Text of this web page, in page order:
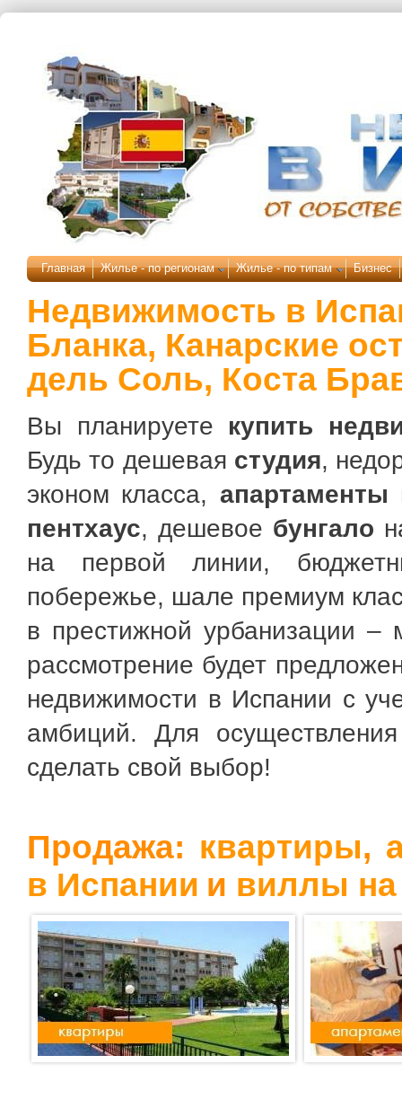
Перейти к основному содержанию
Главная Жилье - по регионам Жилье - по типам Бизнес
Недвижимость в
Бланка, Канарские
дель Соль, Коста
Вы планируете купить
Будь то дешевая студия,
эконом класса, апартаменты
пентхаус, дешевое бунгало
на первой линии,
побережье, шале премиум
в престижной урбанизации
рассмотрение будет
недвижимости в Испании с
амбиций. Для
сделать свой выбор!
Продажа: квартиры,
в Испании и виллы